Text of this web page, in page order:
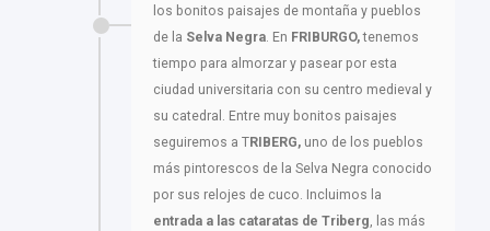
los bonitos paisajes de montaña y pueblos
de la Selva Negra. En FRIBURGO,tenemos
tiempo para almorzar y pasear por esta
ciudad universitaria con su centro medieval y
su catedral. Entre muy bonitos paisajes
seguiremos a TRIBERG, uno de los pueblos
más pintorescos de la Selva Negra conocido
por sus relojes de cuco. Incluimos la
entrada a las cataratas de Triberg, las más